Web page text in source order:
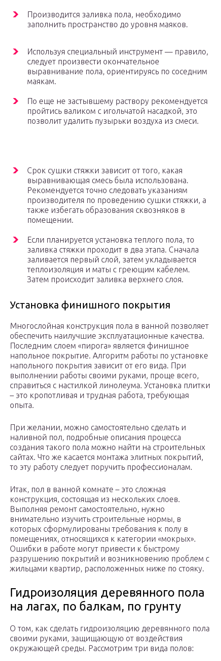
Производится заливка пола, необходимо
заполнить пространство до уровня маяков.
Используя специальный инструмент — правило,
следует произвести окончательное
выравнивание пола, ориентируясь по соседним
маякам.
По еще не застывшему раствору рекомендуется
пройтись валиком с игольчатой насадкой, это
позволит удалить пузырьки воздуха из смеси.
Срок сушки стяжки зависит от того, какая
выравнивающая смесь была использована.
Рекомендуется точно следовать указаниям
производителя по проведению сушки стяжки, а
также избегать образования сквозняков в
помещении.
Если планируется установка теплого пола, то
заливка стяжки проходит в два этапа. Сначала
заливается первый слой, затем укладывается
теплоизоляция и маты с греющим кабелем.
Затем происходит заливка верхнего слоя.
Установка финишного покрытия
Многослойная конструкция пола в ванной позволяет
обеспечить наилучшие эксплуатационные качества.
Последним слоем «пирога» является финишное
напольное покрытие. Алгоритм работы по установке
напольного покрытия зависит от его вида. При
выполнении работы своими руками, проще всего,
справиться с настилкой линолеума. Установка плитки
– это кропотливая и трудная работа, требующая
опыта.
При желании, можно самостоятельно сделать и
наливной пол, подробные описания процесса
создания такого пола можно найти на строительных
сайтах. Что же касается монтажа элитных покрытий,
то эту работу следует поручить профессионалам.
Итак, пол в ванной комнате – это сложная
конструкция, состоящая из нескольких слоев.
Выполняя ремонт самостоятельно, нужно
внимательно изучить строительные нормы, в
которых сформулированы требования к полу в
помещениях, относящихся к категории «мокрых».
Ошибки в работе могут привести к быстрому
разрушению покрытий и возникновению проблем с
жильцами квартир, расположенных ниже по стояку.
Гидроизоляция деревянного пола
на лагах, по балкам, по грунту
О том, как сделать гидроизоляцию деревянного пола
своими руками, защищающую от воздействия
окружающей среды. Рассмотрим три вида полов: